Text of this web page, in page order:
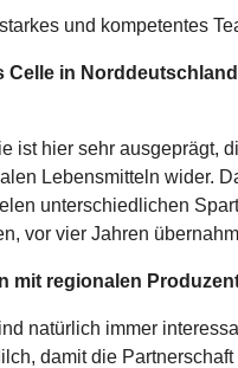
und kompetentes
in
ist hier sehr
Lebensmitteln wider.
unterschiedlichen
vor vier Jahren
mit regionalen
natürlich immer
damit die